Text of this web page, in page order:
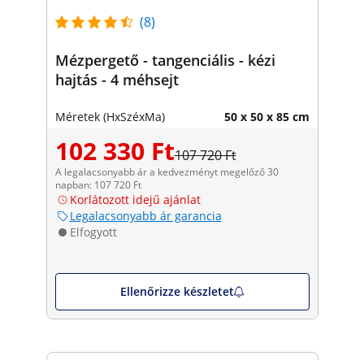
(8)
Mézpergető - tangenciális - kézi
hajtás - 4 méhsejt
Méretek (HxSzéxMa) 50 x 50 x 85 cm
102 330 Ft107 720 Ft
A legalacsonyabb ár a kedvezményt megelőző 30
napban: 107 720 Ft
Korlátozott idejű ajánlat
Legalacsonyabb ár garancia
Elfogyott
Ellenőrizze készletet